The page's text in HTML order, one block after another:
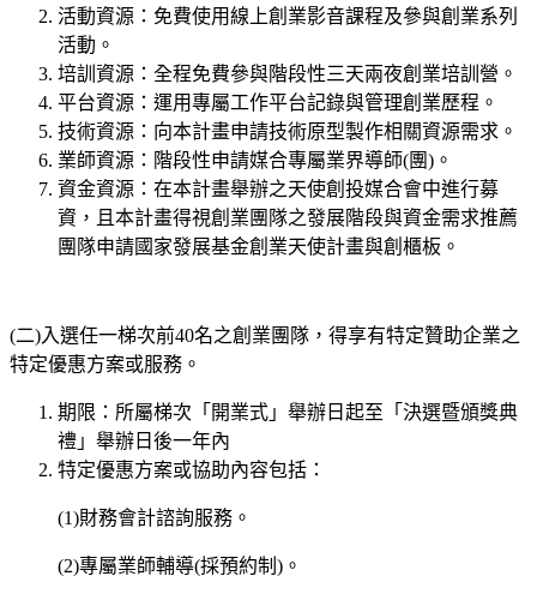
活動資源：免費使用線上創業影音課程及參與創業系列
活動。
培訓資源：全程免費參與階段性三天兩夜創業培訓營。
平台資源：運用專屬工作平台記錄與管理創業歷程。
技術資源：向本計畫申請技術原型製作相關資源需求。
業師資源：階段性申請媒合專屬業界導師(團)。
資金資源：在本計畫舉辦之天使創投媒合會中進行募
資，且本計畫得視創業團隊之發展階段與資金需求推薦
團隊申請國家發展基金創業天使計畫與創櫃板。
(二)入選任一梯次前40名之創業團隊，得享有特定贊助企業之
特定優惠方案或服務。
期限：所屬梯次「開業式」舉辦日起至「決選暨頒獎典
禮」舉辦日後一年內
特定優惠方案或協助內容包括：
(1)財務會計諮詢服務。
(2)專屬業師輔導(採預約制)。